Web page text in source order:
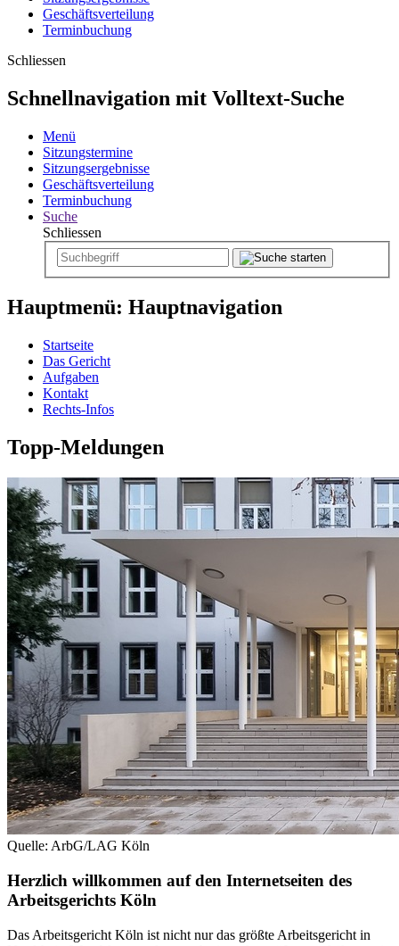
Geschäftsverteilung
Terminbuchung
Schliessen
Schnellnavigation mit Volltext-Suche
Menü
Sitzungstermine
Sitzungsergebnisse
Geschäftsverteilung
Terminbuchung
Suche
Schliessen
Hauptmenü: Hauptnavigation
Startseite
Das Gericht
Aufgaben
Kontakt
Rechts-Infos
Topp-Meldungen
Quelle: ArbG/LAG Köln
Herzlich willkommen auf den Internetseiten des
Arbeitsgerichts Köln
Das Arbeitsgericht Köln ist nicht nur das größte Arbeitsgericht in